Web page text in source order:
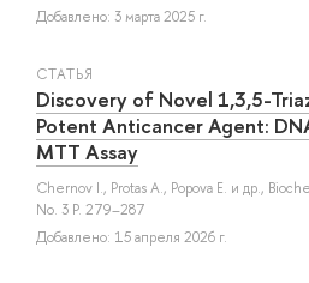
Добавлено: 3 марта 2025 г.
СТАТЬЯ
Discovery of Novel 1,3,5-
Potent Anticancer Agent:
MTT Assay
Chernov I., Protas A., Popova E. и др.,
No. 3 P. 279–287
Добавлено: 15 апреля 2026 г.